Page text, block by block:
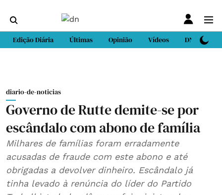
Edição Diária Últimas Opinião Vídeos DN Sport
diario-de-noticias
Governo de Rutte demite-se por
escândalo com abono de família
Milhares de famílias foram erradamente
acusadas de fraude com este abono e até
obrigadas a devolver dinheiro. Escândalo já
tinha levado à renúncia do líder do Partido